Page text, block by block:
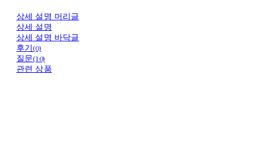
상세 설명 머리글
상세 설명
상세 설명 바닥글
후기(0)
질문(10)
관련 상품